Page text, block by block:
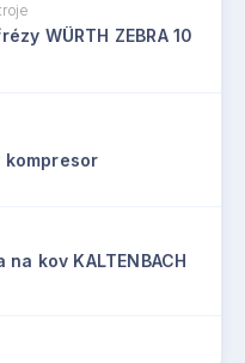
WÜRTH ZEBRA 10
kompresor
kov KALTENBACH